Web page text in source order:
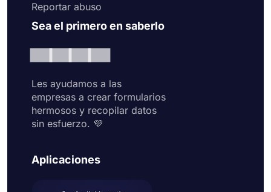
Reportar abuso
Sea el primero en saberlo
Les ayudamos a las
empresas a crear formularios
hermosos y recopilar datos
sin esfuerzo. 💜
Aplicaciones